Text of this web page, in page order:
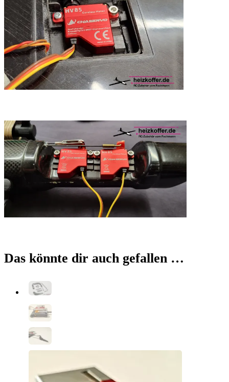
Das könnte dir auch gefallen …